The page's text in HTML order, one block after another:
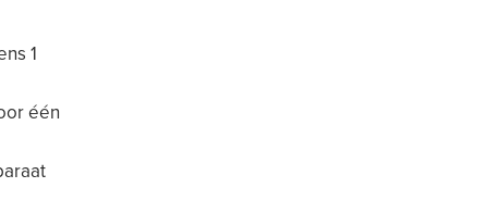
1
één